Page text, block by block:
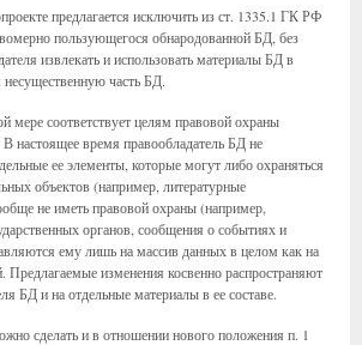
предлагается исключить из ст. 1335.1 ГК РФ
пользующегося обнародованной БД, без
извлекать и использовать материалы БД в
часть БД.
мере соответствует целям правовой охраны
настоящее время правообладатель БД не
ее элементы, которые могут либо охраняться
объектов (например, литературные
не иметь правовой охраны (например,
органов, сообщения о событиях и
ему лишь на массив данных в целом как на
Предлагаемые изменения косвенно распространяют
БД и на отдельные материалы в ее составе.
сделать и в отношении нового положения п. 1